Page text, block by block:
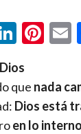
que nada
Dios está
en lo